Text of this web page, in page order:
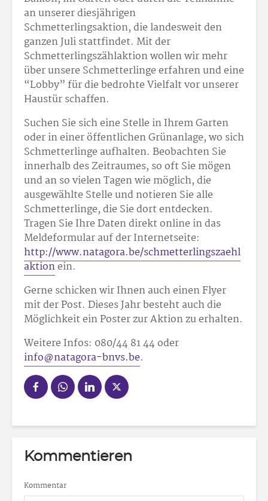
an unserer diesjährigen
Schmetterlingsaktion, die landesweit den
ganzen Juli stattfindet. Mit der
Schmetterlingszählaktion wollen wir mehr
über unsere Schmetterlinge erfahren und eine
“Lobby” für die bedrohte Vielfalt vor unserer
Haustür schaffen.
Suchen Sie sich eine Stelle in Ihrem Garten
oder in einer öffentlichen Grünanlage, wo sich
Schmetterlinge aufhalten. Beobachten Sie
innerhalb des Zeitraumes, so oft Sie mögen
und an so vielen Tagen wie möglich, die
ausgewählte Stelle und notieren Sie alle
Schmetterlinge, die Sie dort entdecken.
Tragen Sie Ihre Daten direkt online in das
Meldeformular auf der Internetseite:
http://www.natagora.be/schmetterlingszaehl
aktionein.
Gerne schicken wir Ihnen auch einen Flyer
mit der Post. Dieses Jahr besteht auch die
Möglichkeit ein Poster zur Aktion zu erhalten.
Weitere Infos: 080/44 81 44 oder
info@natagora-bnvs.be.
Kommentieren
Kommentar